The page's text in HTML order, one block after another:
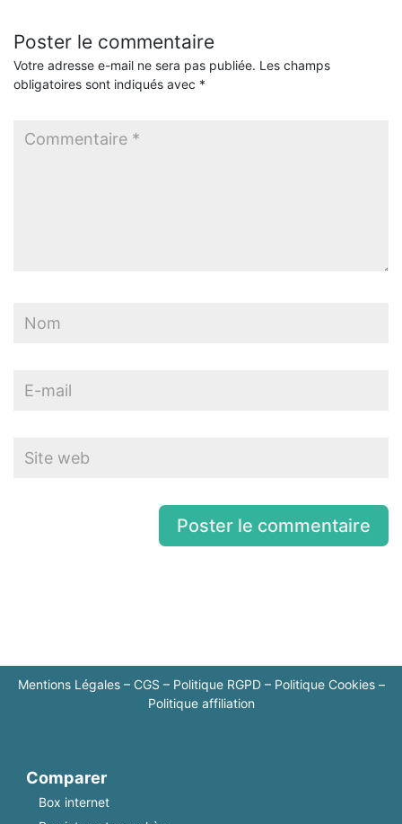
Poster le commentaire
Votre adresse e-mail ne sera pas publiée. Les champs
obligatoires sont indiqués avec *
Mentions Légales– CGS – Politique RGPD– Politique Cookies–
Politique affiliation
Comparer
Box internet